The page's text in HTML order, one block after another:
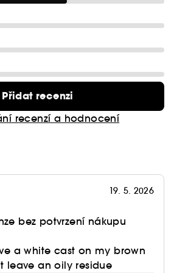
Exfoliating Pads
povrchu pleti.
více o programu Clean at
zde
Přidat recenzi
recenzí a hodnocení
19. 5. 2026
bez potvrzení nákupu
a white cast on my brown
leave an oily residue